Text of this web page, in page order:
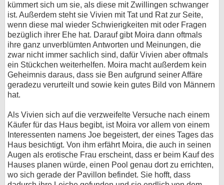
kümmert sich um sie, als diese mit Zwillingen schwanger
ist. Außerdem steht sie Vivien mit Tat und Rat zur Seite,
wenn diese mal wieder Schwierigkeiten mit oder Fragen
bezüglich ihrer Ehe hat. Darauf gibt Moira dann oftmals
ihre ganz unverblümten Antworten und Meinungen, die
zwar nicht immer sachlich sind, dafür Vivien aber oftmals
ein Stückchen weiterhelfen. Moira macht außerdem kein
Geheimnis daraus, dass sie Ben aufgrund seiner Affäre
geradezu verurteilt und sowie kein gutes Bild von Männern
hat.
Als Vivien sich auf die verzweifelte Versuche nach einem
Käufer für das Haus begibt, ist Moira vor allem von einem
Interessenten namens Joe begeistert, der eines Tages das
Haus besichtigt. Von ihm erfährt Moira, die auch in seinen
Augen als erotische Frau erscheint, dass er beim Kauf des
Hauses planen würde, einen Pool genau dort zu errichten,
wo sich gerade der Pavillon befindet. Sie hofft, dass